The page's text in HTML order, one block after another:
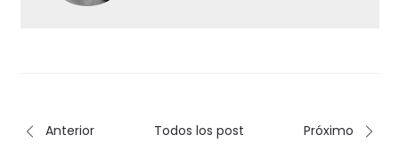
Anterior Todos los post Próximo